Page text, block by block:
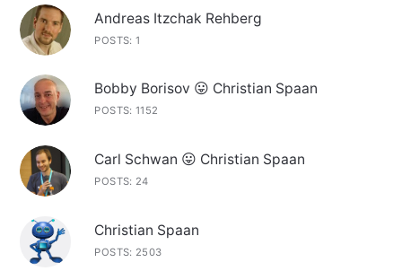
Andreas Itzchak Rehberg
POSTS: 1
Bobby Borisov 😛 Christian Spaan
POSTS: 1152
Carl Schwan 😛 Christian Spaan
POSTS: 24
Christian Spaan
POSTS: 2503